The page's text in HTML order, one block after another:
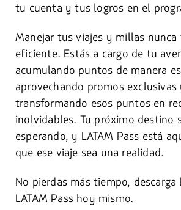
tu cuenta y tus logros en el
Manejar tus viajes y millas
eficiente. Estás a cargo de tu
acumulando puntos de manera
aprovechando promos exclusivas
transformando esos puntos en
inolvidables. Tu próximo destino
esperando, y LATAM Pass está
que ese viaje sea una realidad.
No pierdas más tiempo, descarga
LATAM Pass hoy mismo.